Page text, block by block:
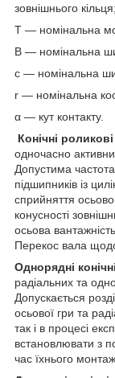
зовнішнього кільця;
T — номінальна
B — номінальна
c — номінальна
r — номінальна
α — кут контакту.
Конічні
одночасно
Допустима
підшипників із
сприйняття
конусності
осьова
Перекос вала
Однорядні
радіальних та
Допускається
осьової гри та
так і в процесі
встановлювати з
час їхнього